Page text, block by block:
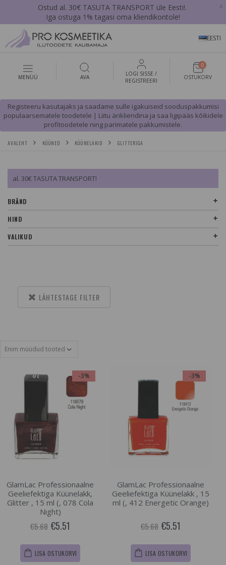
Ostud al. 30€ TASUTA TRANSPORT üle Eesti!.
Iga ostuga 1% tagasi oma kliendikontole!
x
EESTI
MENÜÜ AVA
LOGI SISSE /
REGISTREERI
0
OSTUKORV
Registeeru kasutajaks ja saadame sulle igakuiseid sooduspakkumisi
populaarsematele toodetele | Liitu ärikliendina ja saa ligipääs kõikidele
profitoodetele ning parimatele pakkumistele.
AVALEHT KÜÜNED KÜÜNELAKID GLITTERIGA
al. 30€ TASUTA TRANSPORT!
BRÄND
HIND
VALIKUD
LÄHTESTAGE FILTER
-3%
GlamLac Professionaalne
Geeliefektiga Küünelakk,
Glitter , 15 ml (, 078 Cola
Night)
€5.68 €5.51
LISA OSTUKORVI
-3%
GlamLac Professionaalne
Geeliefektiga Küünelakk , 15
ml (, 412 Energetic Orange)
€5.68 €5.51
LISA OSTUKORVI